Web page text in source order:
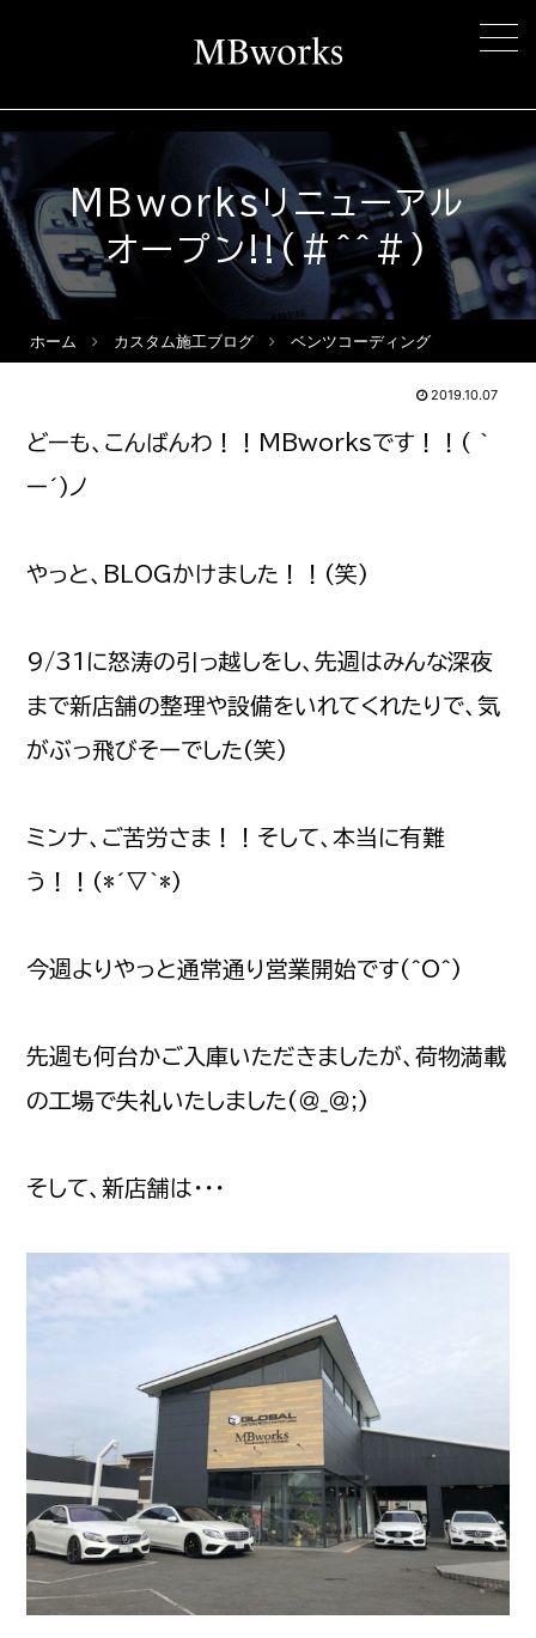
MBworksリニューアル
オープン!!(#^^#)
ホーム カスタム施工ブログ ベンツコーディング
2019.10.07
どーも、こんばんわ！！MBworksです！！( ｀
ー´)ノ
やっと、BLOGかけました！！(笑)
9/31に怒涛の引っ越しをし、先週はみんな深夜
まで新店舗の整理や設備をいれてくれたりで、気
がぶっ飛びそーでした(笑)
ミンナ、ご苦労さま！！そして、本当に有難
う！！(*´▽｀*)
今週よりやっと通常通り営業開始です(^O^)
先週も何台かご入庫いただきましたが、荷物満載
の工場で失礼いたしました(＠_＠;)
そして、新店舗は・・・